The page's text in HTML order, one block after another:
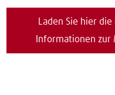
Laden Sie hier
Informationen zur